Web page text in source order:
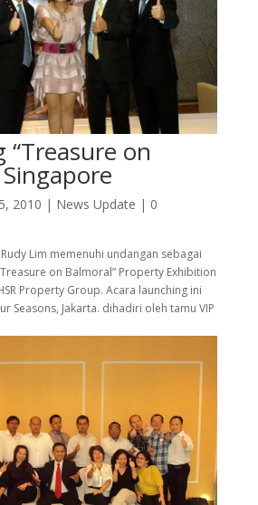
“Treasure on
2010 | News Update | 0
Lim memenuhi undangan sebagai
on Balmoral” Property Exhibition
Property Group. Acara launching ini
Seasons, Jakarta. dihadiri oleh tamu VIP